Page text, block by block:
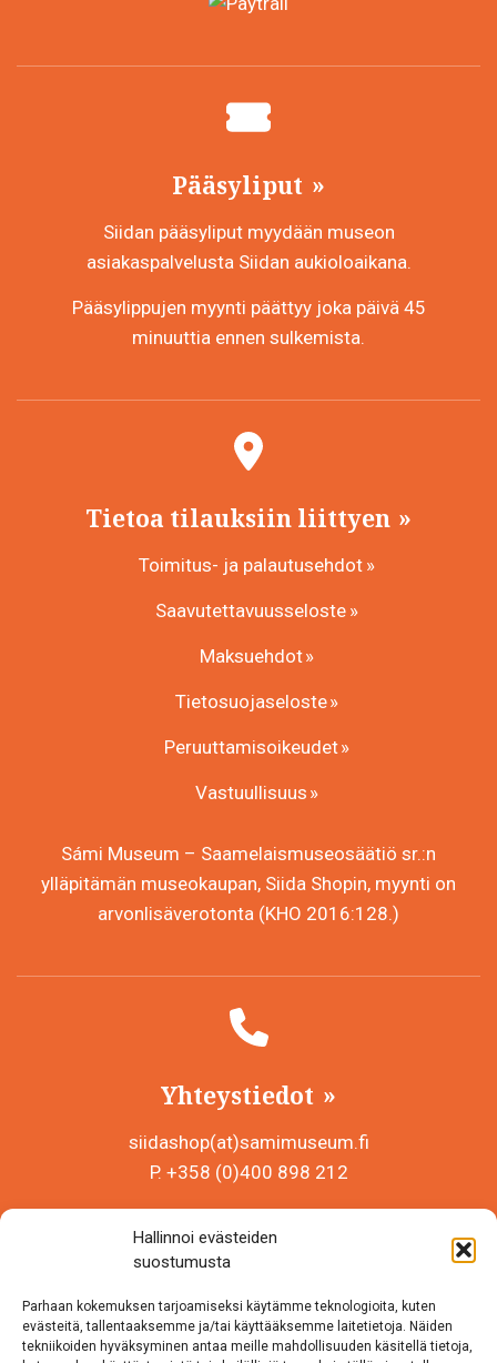
Hallinnoi evästeiden
suostumusta
Parhaan kokemuksen tarjoamiseksi käytämme teknologioita, kuten
evästeitä, tallentaaksemme ja/tai käyttääksemme laitetietoja. Näiden
tekniikoiden hyväksyminen antaa meille mahdollisuuden käsitellä tietoja,
Pääsyliput
Siidan pääsyliput myydään museon
asiakaspalvelusta Siidan aukioloaikana.
Pääsylippujen myynti päättyy joka päivä 45
minuuttia ennen sulkemista.
Tietoa tilauksiin liittyen
Toimitus- ja palautusehdot
Saavutettavuusseloste
Maksuehdot
Tietosuojaseloste
Peruuttamisoikeudet
Vastuullisuus
Sámi Museum – Saamelaismuseosäätiö sr.:n
ylläpitämän museokaupan, Siida Shopin, myynti on
arvonlisäverotonta (KHO 2016:128.)
Yhteystiedot
siidashop(at)samimuseum.fi
P. +358 (0)400 898 212
Y-tunnus 0625907-2
Inarintie 46
99870 Inari